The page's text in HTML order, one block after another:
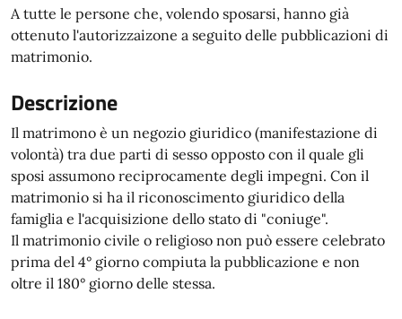
A tutte le persone che, volendo sposarsi, hanno già
ottenuto l'autorizzaizone a seguito delle pubblicazioni di
matrimonio.
Descrizione
Il matrimono è un negozio giuridico (manifestazione di
volontà) tra due parti di sesso opposto con il quale gli
sposi assumono reciprocamente degli impegni. Con il
matrimonio si ha il riconoscimento giuridico della
famiglia e l'acquisizione dello stato di "coniuge".
Il matrimonio civile o religioso non può essere celebrato
prima del 4° giorno compiuta la pubblicazione e non
oltre il 180° giorno delle stessa.